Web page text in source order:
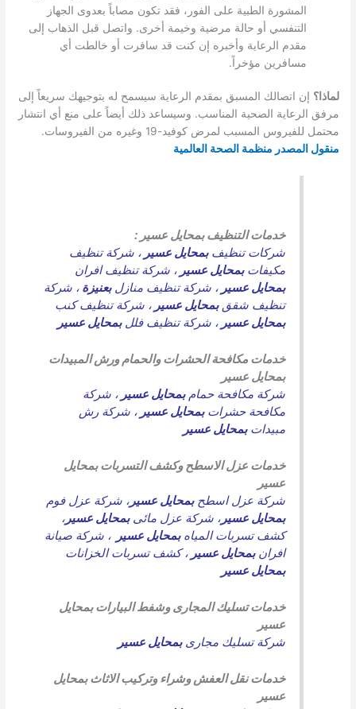
المشورة الطبية على الفور، فقد تكون مصاباً بعدوى الجهاز
التنفسي أو حالة مرضية وخيمة أخرى. واتصل قبل الذهاب إلى
مقدم الرعاية وأخبره إن كنت قد سافرت أو خالطت أي
مسافرين مؤخراً.
لماذا؟ إن اتصالك المسبق بمقدم الرعاية سيسمح له بتوجيهك سريعاً إلى
مرفق الرعاية الصحية المناسب. وسيساعد ذلك أيضاً على منع أي انتشار
محتمل للفيروس المسبب لمرض كوفيد-19 وغيره من الفيروسات.
منقول المصدر منظمة الصحة العالمية
خدمات التنظيف بمحايل عسير :
شركات تنظيفبمحايل عسير،شركة تنظيف
مكيفاتبمحايل عسير،شركة تنظيف افران
بمحايل عسير، شركة تنظيف منازلبعنيزة ،شركة
تنظيف شققبمحايل عسير ،شركة تنظيف كنب
بمحايل عسير ،شركة تنظيف فللبمحايل عسير
خدمات مكافحة الحشرات والحمام ورش المبيدات
بمحايل عسير
شركة مكافحة حمامبمحايل عسير ،شركة
مكافحة حشراتبمحايل عسير ،شركة رش
مبيداتبمحايل عسير
خدمات عزل الاسطح وكشف التسربات بمحايل
عسير
شركة عزل اسطحبمحايل عسير،شركة عزل فوم
بمحايل عسير،شركة عزل مائىبمحايل عسير،
كشف تسربات المياهبمحايل عسير ،شركة صيانة
افرانبمحايل عسير ،كشف تسربات الخزانات
بمحايل عسير
خدمات تسليك المجارى وشفط البيارات بمحايل
عسير
شركة تسليك مجارىبمحايل عسير
خدمات نقل العفش وشراء وتركيب الاثاث بمحايل
عسير